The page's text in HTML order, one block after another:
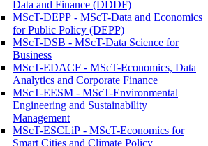
Data and Finance (DDDF)
MScT-DEPP - MScT-Data and Economics
for Public Policy (DEPP)
MScT-DSB - MScT-Data Science for
Business
MScT-EDACF - MScT-Economics, Data
Analytics and Corporate Finance
MScT-EESM - MScT-Environmental
Engineering and Sustainability
Management
MScT-ESCLiP - MScT-Economics for
Smart Cities and Climate Policy